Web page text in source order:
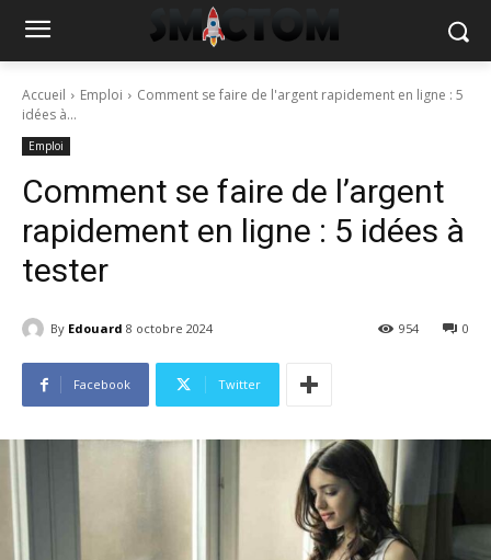
Accueil Emploi
Comment se faire de l'argent rapidement en ligne : 5
idées à...
Emploi
Comment se faire de l’argent
rapidement en ligne : 5 idées à
tester
By Edouard 8 octobre 2024 0
954
Facebook Twitter